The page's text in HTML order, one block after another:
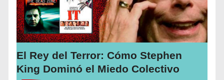
El Rey del Terror: Cómo Stephen
King Dominó el Miedo Colectivo